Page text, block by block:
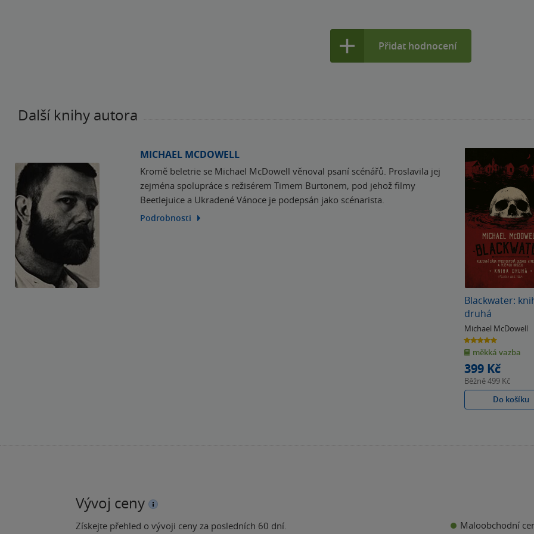
tam vyvře z kalných vod titulní řeky a připomene tak autorovy hororové kořeny.
neúprosně řídnout. Odchod hrdinů, kteří čtenáři během všech těch let tak trochu
ostatně mapuje více než půl století jejich životů. Ke konci atmosféra houstne a
Přidat hodnocení
Další knihy autora
MICHAEL MCDOWELL
Kromě beletrie se Michael McDowell věnoval psaní scénářů. Proslavila jej
zejména spolupráce s režisérem Timem Burtonem, pod jehož filmy
Beetlejuice a Ukradené Vánoce je podepsán jako scénarista.
Podrobnosti
Blackwater:
druhá
Michael McDowell
5.0
z
5
hvězdiček
měkká vazba
399 Kč
Běžně499 Kč
Do košíku
Vývoj ceny
Získejte přehled o vývoji ceny za posledních 60 dní. Maloobchodní